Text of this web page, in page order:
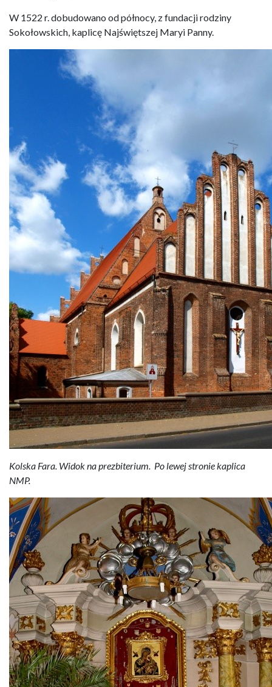
W 1522 r. dobudowano od północy, z fundacji rodziny
Sokołowskich, kaplicę Najświętszej Maryi Panny.
Kolska Fara. Widok na prezbiterium. Po lewej stronie kaplica
NMP.